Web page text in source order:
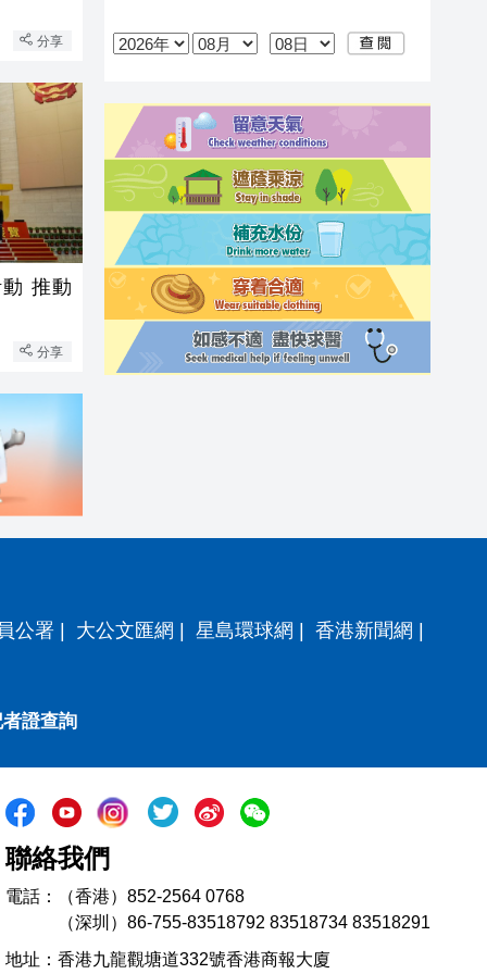
分享
推動
分享
公署 大公文匯網 星島環球網 香港新聞網
證查詢
聯絡我們
電話：（香港）852-2564 0768
（深圳）86-755-83518792 83518734 83518291
地址：香港九龍觀塘道332號香港商報大廈